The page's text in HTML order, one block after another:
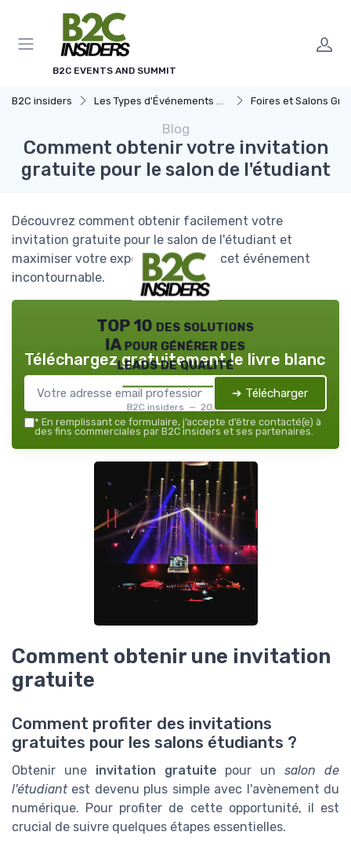
B2C EVENTS AND SUMMIT
B2C insiders Les Types d'Événements B2C Foires et Salons Grand
Blog
Comment obtenir votre invitation
gratuite pour le salon de l'étudiant
Découvrez comment obtenir facilement votre
invitation gratuite pour le salon de l'étudiant et
maximiser votre expérience lors de cet événement
incontournable.
TOP 10 des solutions
IA pour générer des
leads de qualité
B2C insiders — 2026
Téléchargez gratuitement le livre blanc
➔ Télécharger
* En remplissant ce formulaire, j’accepte d’être contacté(e) à
des fins commerciales par B2C insiders et ses partenaires.
Comment obtenir une invitation
gratuite
Comment profiter des invitations
gratuites pour les salons étudiants ?
Obtenir une invitation gratuite pour unsalon de
l'étudiantest devenu plus simple avec l'avènement du
numérique. Pour profiter de cette opportunité, il est
crucial de suivre quelques étapes essentielles.
Panneau de gestion des cookies